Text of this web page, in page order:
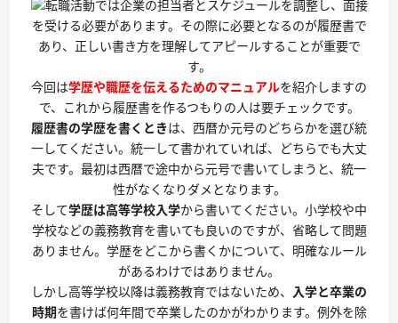
転職活動では企業の担当者とスケジュールを調整し、面接
を受ける必要があります。その際に必要となるのが履歴書で
あり、正しい書き方を理解してアピールすることが重要で
す。
今回は学歴や職歴を伝えるためのマニュアルを紹介しますの
で、これから履歴書を作るつもりの人は要チェックです。
履歴書の学歴を書くときは、西暦か元号のどちらかを選び統
一してください。統一して書かれていれば、どちらでも大丈
夫です。最初は西暦で途中から元号で書いてしまうと、統一
性がなくなりダメとなります。
そして学歴は高等学校入学から書いてください。小学校や中
学校などの義務教育を書いても良いのですが、省略して問題
ありません。学歴をどこから書くかについて、明確なルール
があるわけではありません。
しかし高等学校以降は義務教育ではないため、 入学と卒業の
時期を書けば何年間で卒業したのかがわかります。例外を除